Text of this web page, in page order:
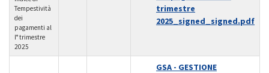
Tempestività
dei
pagamenti al
I° trimestre
2025
trimestre
2025_signed_signed.pdf
GSA - GESTIONE